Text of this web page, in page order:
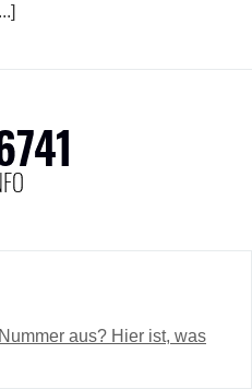
aus? Hier ist, was